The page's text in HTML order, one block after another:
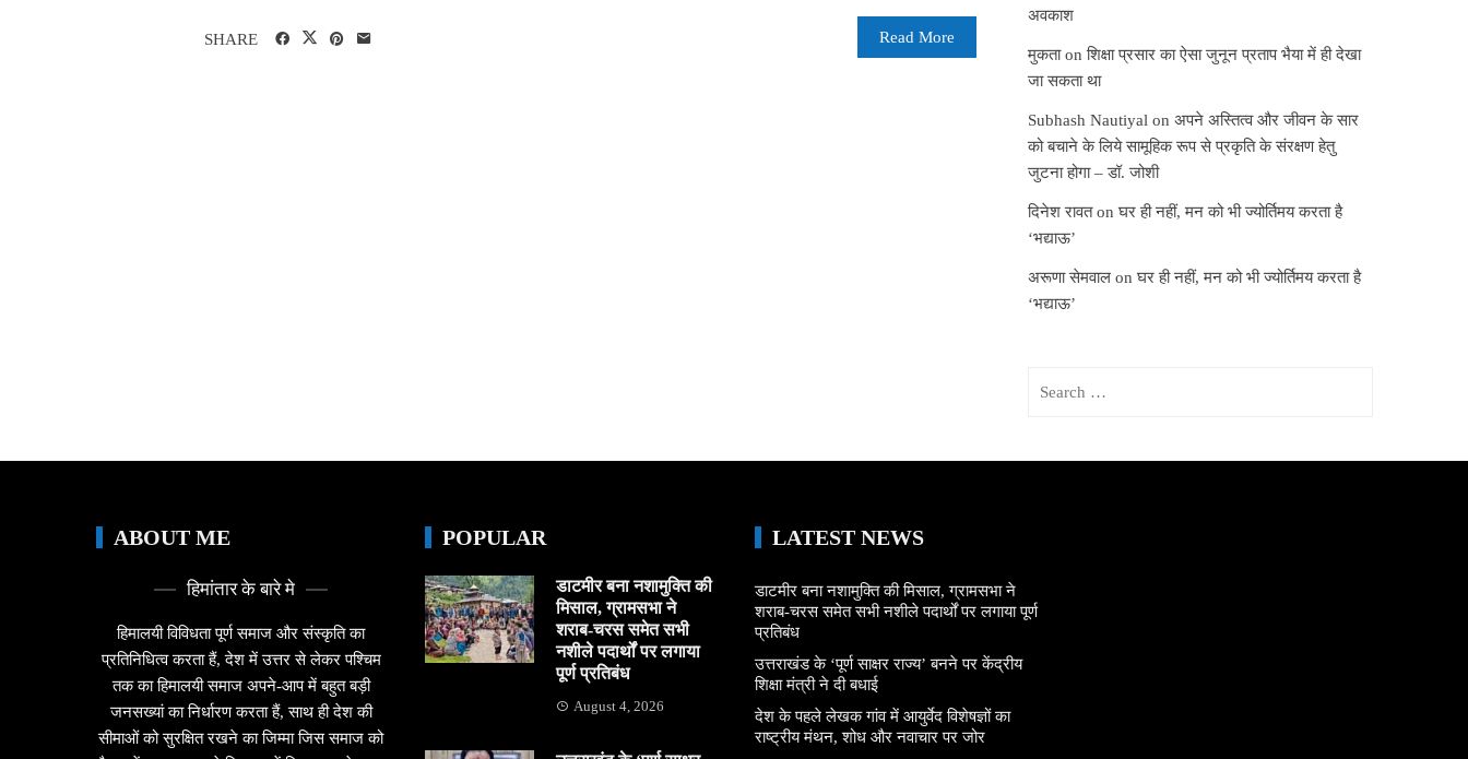
Read More
SHARE
अवकाश
मुकताonशिक्षा प्रसार का ऐसा जुनून प्रताप भैया में ही देखा
जा सकता था
Subhash Nautiyal onअपने अस्तित्व और जीवन के सार
को बचाने के लिये सामूहिक रूप से प्रकृति के संरक्षण हेतु
जुटना होगा – डॉ. जोशी
दिनेश रावतonघर ही नहीं, मन को भी ज्योर्तिमय करता है
‘भद्याऊ’
अरूणा सेमवाल onघर ही नहीं, मन को भी ज्योर्तिमय करता है
‘भद्याऊ’
ABOUT ME
हिमांतार के बारे मे
हिमालयी विविधता पूर्ण समाज और संस्कृति का
प्रतिनिधित्व करता हैं, देश में उत्तर से लेकर पश्चिम
तक का हिमालयी समाज अपने-आप में बहुत बड़ी
जनसख्यां का निर्धारण करता हैं, साथ ही देश की
सीमाओं को सुरक्षित रखने का जिम्मा जिस समाज को
POPULAR
डाटमीर बना नशामुक्ति की
मिसाल, ग्रामसभा ने
शराब-चरस समेत सभी
नशीले पदार्थों पर लगाया
पूर्ण प्रतिबंध
August 4, 2026
LATEST NEWS
डाटमीर बना नशामुक्ति की मिसाल, ग्रामसभा ने
शराब-चरस समेत सभी नशीले पदार्थों पर लगाया पूर्ण
प्रतिबंध
उत्तराखंड के ‘पूर्ण साक्षर राज्य’ बनने पर केंद्रीय
शिक्षा मंत्री ने दी बधाई
देश के पहले लेखक गांव में आयुर्वेद विशेषज्ञों का
राष्ट्रीय मंथन, शोध और नवाचार पर जोर